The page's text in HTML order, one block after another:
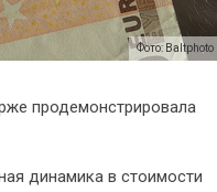
Фото: Baltphoto
продемонстрировала
динамика в стоимости